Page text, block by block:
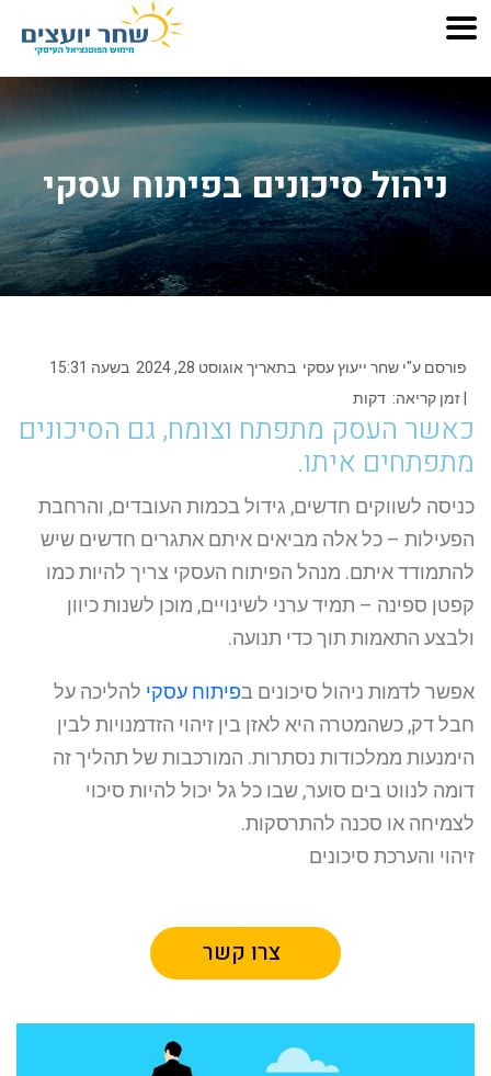
ניהול סיכונים בפיתוח עסקי
פורסם ע"י שחר ייעוץ עסקי בתאריך אוגוסט 28, 2024 בשעה
| זמן קריאה: דקות
כאשר העסק מתפתח וצומח, גם הסיכונים
מתפתחים איתו.
כניסה לשווקים חדשים, גידול בכמות העובדים, והרחבת
הפעילות – כל אלה מביאים איתם אתגרים חדשים שיש
להתמודד איתם. מנהל הפיתוח העסקי צריך להיות כמו
קפטן ספינה – תמיד ערני לשינויים, מוכן לשנות כיוון
ולבצע התאמות תוך כדי תנועה.
אפשר לדמות ניהול סיכונים בפיתוח עסקי להליכה על
חבל דק, כשהמטרה היא לאזן בין זיהוי הזדמנויות לבין
הימנעות ממלכודות נסתרות. המורכבות של תהליך זה
דומה לנווט בים סוער, שבו כל גל יכול להיות סיכוי
לצמיחה או סכנה להתרסקות.
זיהוי והערכת סיכונים
צרו קשר